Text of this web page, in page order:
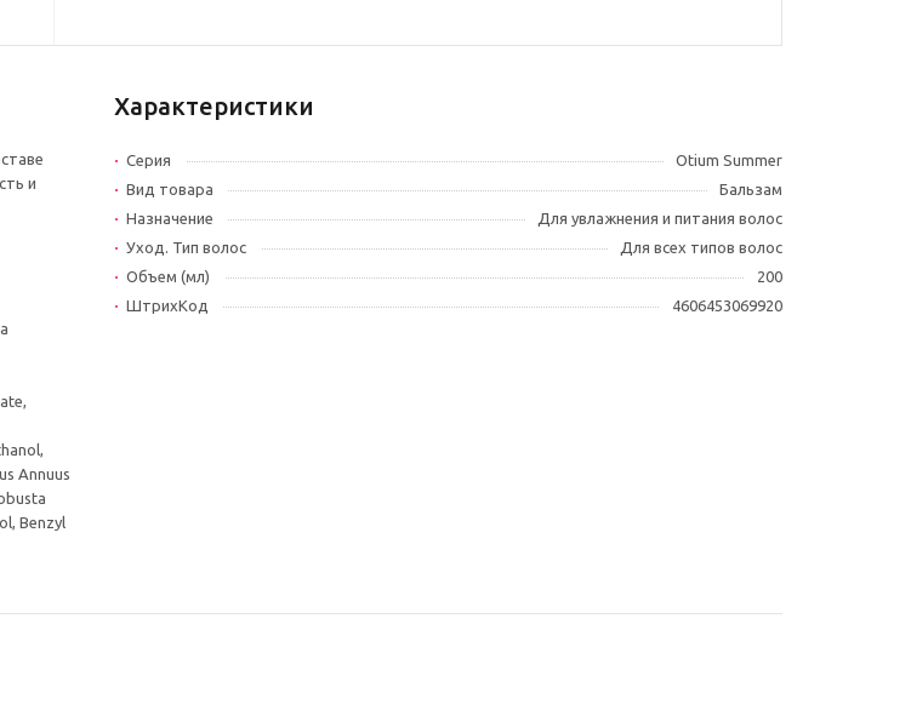
и
Annuus
Benzyl
Характеристики
Серия
Otium Summer
Вид товара
Бальзам
Назначение
Для увлажнения и питания волос
Уход. Тип волос
Для всех типов волос
Объем (мл)
200
ШтрихКод
4606453069920